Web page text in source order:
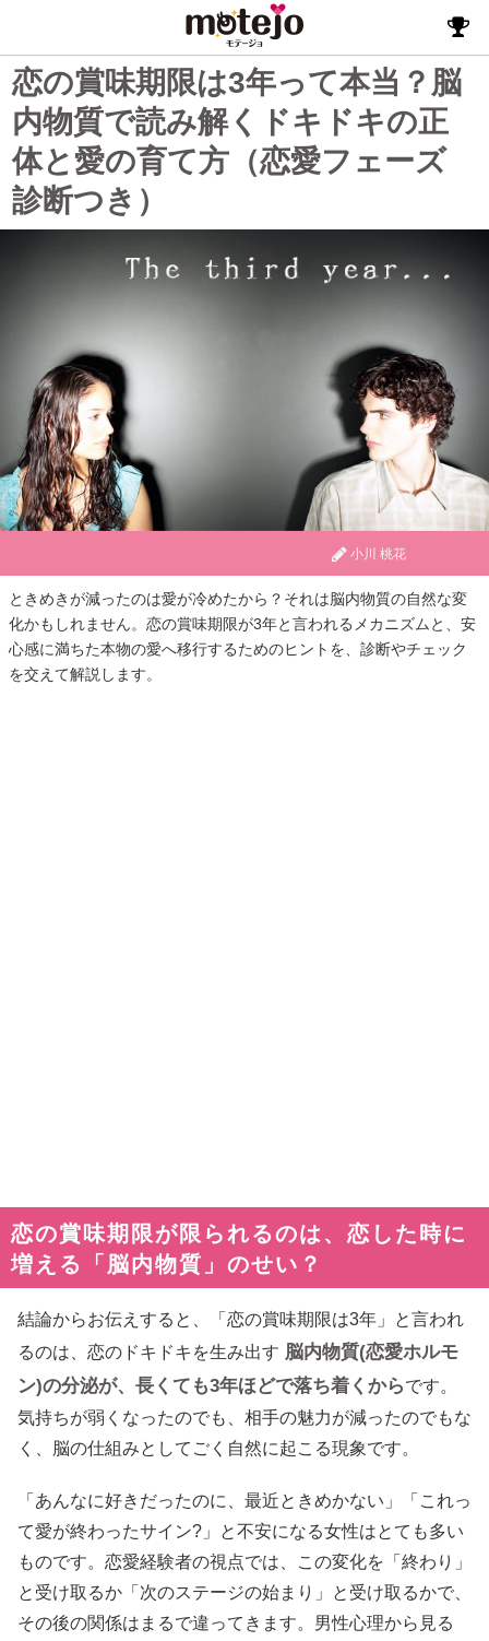
恋の賞味期限は3年って本当？脳
内物質で読み解くドキドキの正
体と愛の育て方（恋愛フェーズ
診断つき）
小川 桃花
ときめきが減ったのは愛が冷めたから？それは脳内物質の自然な変
化かもしれません。恋の賞味期限が3年と言われるメカニズムと、安
心感に満ちた本物の愛へ移行するためのヒントを、診断やチェック
を交えて解説します。
恋の賞味期限が限られるのは、恋した時に
増える「脳内物質」のせい？
結論からお伝えすると、「恋の賞味期限は3年」と言われ
るのは、恋のドキドキを生み出す 脳内物質(恋愛ホルモ
ン)の分泌が、長くても3年ほどで落ち着くからです。
気持ちが弱くなったのでも、相手の魅力が減ったのでもな
く、脳の仕組みとしてごく自然に起こる現象です。
「あんなに好きだったのに、最近ときめかない」「これっ
て愛が終わったサイン?」と不安になる女性はとても多い
ものです。恋愛経験者の視点では、この変化を「終わり」
と受け取るか「次のステージの始まり」と受け取るかで、
その後の関係はまるで違ってきます。男性心理から見る